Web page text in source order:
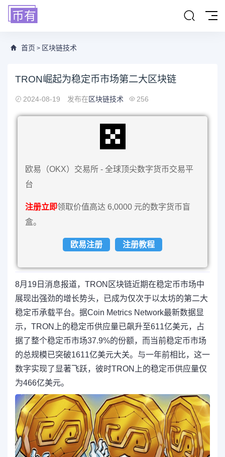
首页 > 区块链技术
TRON崛起为稳定币市场第二大区块链
2024-08-19 发布在区块链技术 256
欧易（OKX）交易所 - 全球顶尖数字货币交易平
台
注册立即领取价值高达 6,0000 元的数字货币盲
盒。
欧易注册 注册教程
8月19日消息报道，TRON区块链近期在稳定币市场中
展现出强劲的增长势头，已成为仅次于以太坊的第二大
稳定币承载平台。据Coin Metrics Network最新数据显
示，TRON上的稳定币供应量已飙升至611亿美元，占
据了整个稳定币市场37.9%的份额，而当前稳定币市场
的总规模已突破1611亿美元大关。与一年前相比，这一
数字实现了显著飞跃，彼时TRON上的稳定币供应量仅
为466亿美元。